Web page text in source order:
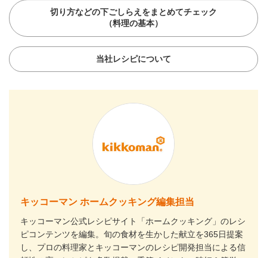
切り方などの下ごしらえをまとめてチェック
（料理の基本）
当社レシピについて
キッコーマン ホームクッキング編集担当
キッコーマン公式レシピサイト「ホームクッキング」のレシ
ピコンテンツを編集。旬の食材を生かした献立を365日提案
し、プロの料理家とキッコーマンのレシピ開発担当による信